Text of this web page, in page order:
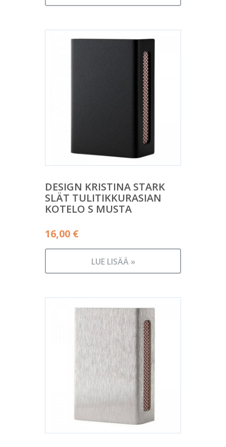
DESIGN KRISTINA STARK
SLÄT TULITIKKURASIAN
KOTELO S MUSTA
16,00 €
LUE LISÄÄ »